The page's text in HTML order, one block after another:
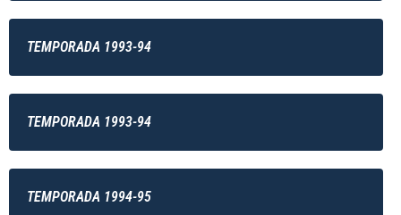
TEMPORADA 1993-94
TEMPORADA 1993-94
TEMPORADA 1994-95